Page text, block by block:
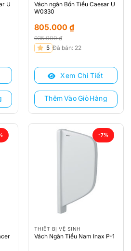
U
Vách ngăn Bồn Tiểu Caesar U
W0330
935.000₫
Giá
là:
935.000 ₫.
805.000 ₫
Giá
tại
805.000 ₫.
5 Đã bán: 22
Xem Chi Tiết
Thêm Vào Giỏ Hàng
-7%
THIẾT BỊ VỆ SINH
Vách Ngăn Tiểu Nam Inax P-1